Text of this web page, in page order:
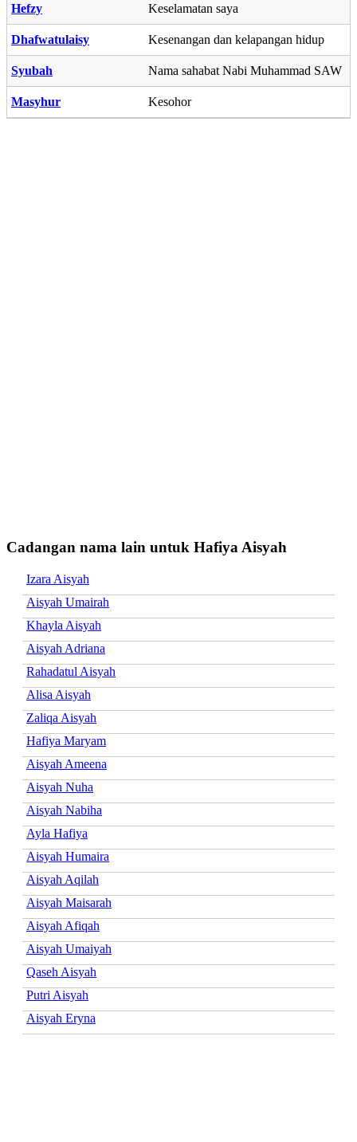
Hefzy Keselamatan saya
Dhafwatulaisy Kesenangan dan kelapangan hidup
Syubah Nama sahabat Nabi Muhammad SAW
Masyhur Kesohor
Cadangan nama lain untuk Hafiya Aisyah
Izara Aisyah
Aisyah Umairah
Khayla Aisyah
Aisyah Adriana
Rahadatul Aisyah
Alisa Aisyah
Zaliqa Aisyah
Hafiya Maryam
Aisyah Ameena
Aisyah Nuha
Aisyah Nabiha
Ayla Hafiya
Aisyah Humaira
Aisyah Aqilah
Aisyah Maisarah
Aisyah Afiqah
Aisyah Umaiyah
Qaseh Aisyah
Putri Aisyah
Aisyah Eryna